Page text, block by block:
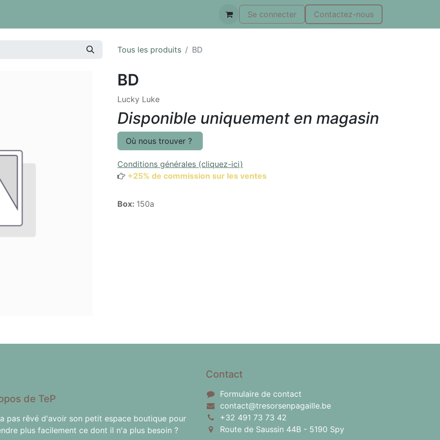
Se connecter Contactez-nous
Tous les produits BD
BD
Lucky Luke
Disponible uniquement en magasin
Où nous trouver ?
Conditions générales (cliquez-ici)
+25% de commission sur les ventes
Box: 150a
de TeP
pas rêvé d'avoir son petit espace boutique pour
plus facilement ce dont il n'a plus besoin ?
Contact
Formulaire de contact
contact@tresorsenpagaille.be
+32 491 73 73 42
Route de Saussin 44B - 5190 Spy